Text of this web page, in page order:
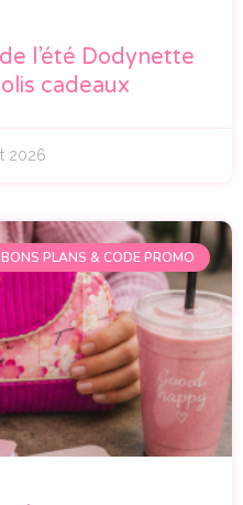
l’été Dodynette
cadeaux
2026
BONS PLANS & CODE PROMO